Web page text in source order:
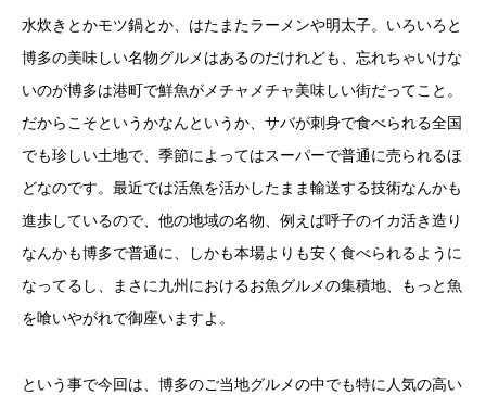
水炊きとかモツ鍋とか、はたまたラーメンや明太子。いろいろと
博多の美味しい名物グルメはあるのだけれども、忘れちゃいけな
いのが博多は港町で鮮魚がメチャメチャ美味しい街だってこと。
だからこそというかなんというか、サバが刺身で食べられる全国
でも珍しい土地で、季節によってはスーパーで普通に売られるほ
どなのです。最近では活魚を活かしたまま輸送する技術なんかも
進歩しているので、他の地域の名物、例えば呼子のイカ活き造り
なんかも博多で普通に、しかも本場よりも安く食べられるように
なってるし、まさに九州におけるお魚グルメの集積地、もっと魚
を喰いやがれで御座いますよ。
という事で今回は、博多のご当地グルメの中でも特に人気の高い